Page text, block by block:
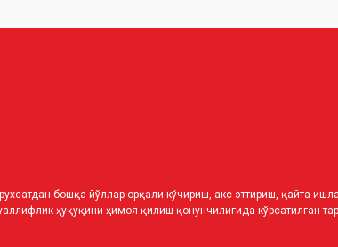
бошқа йўллар орқали кўчириш, акс эттириш, қайта
ҳуқуқини ҳимоя қилиш қонунчилигида кўрсатилган